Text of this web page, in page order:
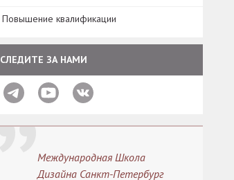
Повышение квалификации
СЛЕДИТЕ ЗА НАМИ
Международная Школа
Дизайна Санкт-Петербург